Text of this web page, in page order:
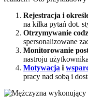
Rejestracja i
na kilka pytań dot.
Otrzymywanie
spersonalizowane
Monitorowanie
nastroju
Motywacja i
pracy nad sobą i